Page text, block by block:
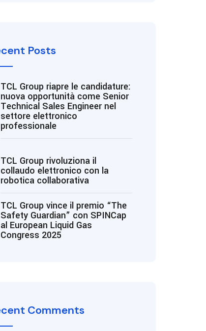
Posts
TCL Group riapre le candidature:
nuova opportunità come Senior
Technical Sales Engineer nel
settore elettronico
professionale
TCL Group rivoluziona il
collaudo elettronico con la
robotica collaborativa
TCL Group vince il premio “The
Safety Guardian” con SPINCap
al European Liquid Gas
Congress 2025
Comments